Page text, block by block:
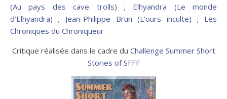
(Au pays des cave trolls) ; Elhyandra (Le monde
d’Elhyandra) ; Jean-Philippe Brun (L’ours inculte) ; Les
Chroniques du Chroniqueur
Critique réalisée dans le cadre du Challenge Summer Short
Stories of SFFF